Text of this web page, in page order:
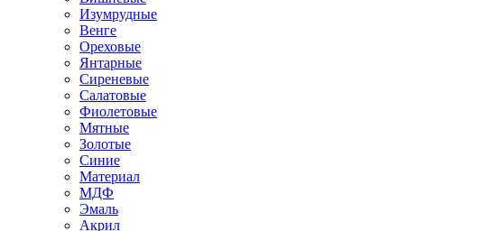
Изумрудные
Венге
Ореховые
Янтарные
Сиреневые
Салатовые
Фиолетовые
Мятные
Золотые
Синие
Материал
МДФ
Эмаль
Акрил